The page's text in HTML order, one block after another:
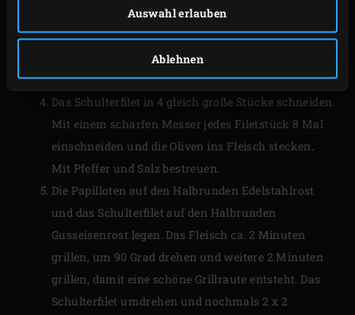
Auswahl erlauben
Ablehnen
die Kartoffeln, die Zuckerschoten und die
Kirschtomaten über die Folie verteilen und mit
Pfeffer und Salz würzen. Mit Sojasoße beträufeln
und die Folie zu Papilloten zusammenfallten.
Das Schulterfilet in 4 gleich große Stücke schneiden.
Mit einem scharfen Messer jedes Filetstück 8 Mal
einschneiden und die Oliven ins Fleisch stecken.
Mit Pfeffer und Salz bestreuen.
Die Papilloten auf den Halbrunden Edelstahlrost
und das Schulterfilet auf den Halbrunden
Gusseisenrost legen. Das Fleisch ca. 2 Minuten
grillen, um 90 Grad drehen und weitere 2 Minuten
grillen, damit eine schöne Grillraute entsteht. Das
Schulterfilet umdrehen und nochmals 2 x 2